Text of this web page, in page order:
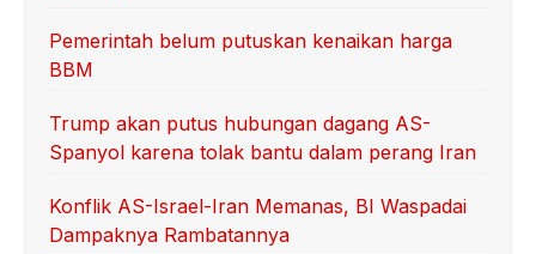
Pemerintah belum putuskan kenaikan harga
BBM
Trump akan putus hubungan dagang AS-
Spanyol karena tolak bantu dalam perang Iran
Konflik AS-Israel-Iran Memanas, BI Waspadai
Dampaknya Rambatannya